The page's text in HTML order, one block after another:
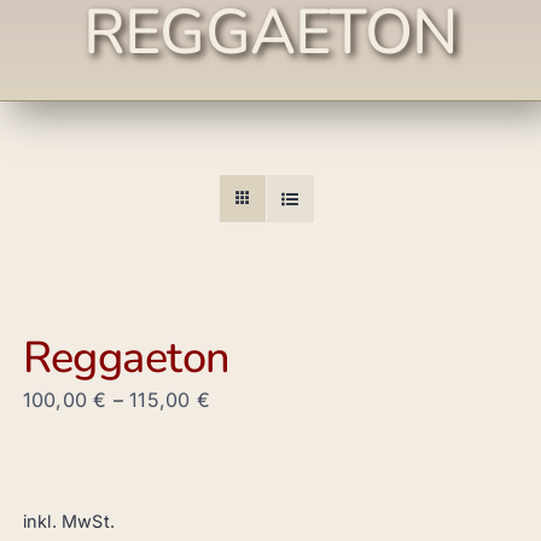
REGGAETON
Reggaeton
100,00€ –115,00 €
inkl. MwSt.